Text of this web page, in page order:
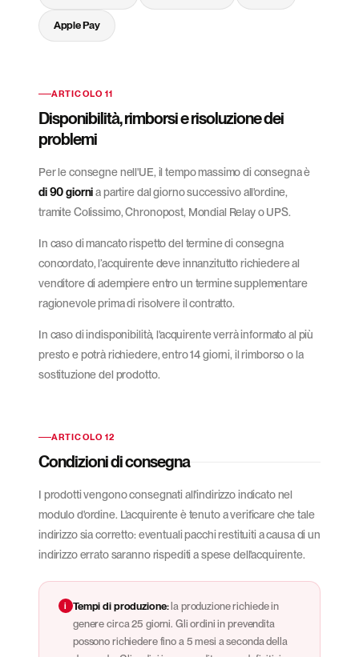
Apple Pay
ARTICOLO 11
Disponibilità, rimborsi e risoluzione dei
problemi
Per le consegne nell'UE, il tempo massimo di consegna è
di 90 giornia partire dal giorno successivo all'ordine,
tramite Colissimo, Chronopost, Mondial Relay o UPS.
In caso di mancato rispetto del termine di consegna
concordato, l’acquirente deve innanzitutto richiedere al
venditore di adempiere entro un termine supplementare
ragionevole prima di risolvere il contratto.
In caso di indisponibilità, l'acquirente verrà informato al più
presto e potrà richiedere, entro 14 giorni, il rimborso o la
sostituzione del prodotto.
ARTICOLO 12
Condizioni di consegna
I prodotti vengono consegnati all'indirizzo indicato nel
modulo d'ordine. L'acquirente è tenuto a verificare che tale
indirizzo sia corretto: eventuali pacchi restituiti a causa di un
indirizzo errato saranno rispediti a spese dell'acquirente.
i Tempi di produzione:la produzione richiede in
genere circa 25 giorni. Gli ordini in prevendita
possono richiedere fino a 5 mesi a seconda della